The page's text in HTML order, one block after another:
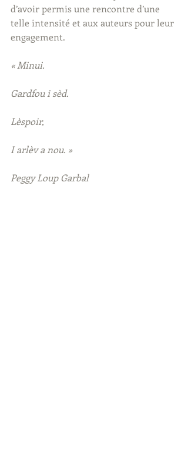
d’avoir permis une rencontre d’une
telle intensité et aux auteurs pour leur
engagement.
« Minui.
Gardfou i sèd.
Lèspoir,
I arlèv a nou. »
Peggy Loup Garbal